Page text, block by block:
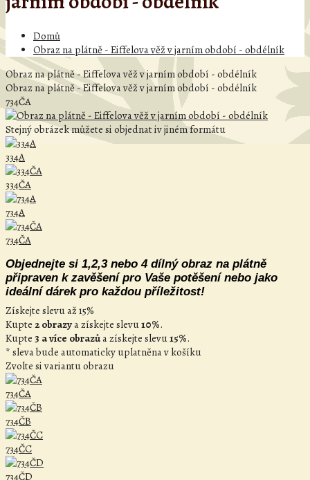
Domů
Obraz na plátně - Eiffelova věž v jarním období - obdélník
Obraz na plátně - Eiffelova věž v jarním období - obdélník
Obraz na plátně - Eiffelova věž v jarním období - obdélník
734ČA
Stejný obrázek můžete si objednat iv jiném formátu
334A
334ČA
734A
734ČA
Objednejte si 1,2,3 nebo 4 dílný obraz na plátně
připraven k zavěšení pro Vaše potěšení nebo jako
ideální dárek pro každou příležitost!
Získejte slevu až 15%
Kupte 2 obrazya získejte slevu10%.
Kupte 3 a více obrazůa získejte slevu15%.
* sleva bude automaticky uplatněna v košíku
Zvolte si variantu obrazu
734ČA
734ČB
734ČC
734ČD